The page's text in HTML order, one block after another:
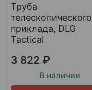
Труба
телескопического
приклада, DLG
Tactical
3 822 ₽
В наличии